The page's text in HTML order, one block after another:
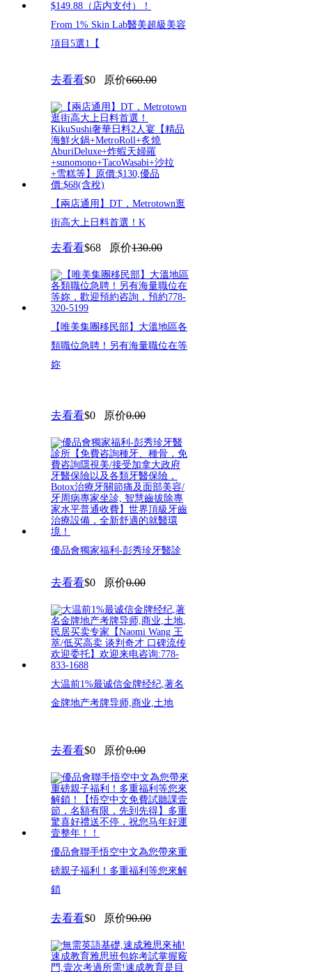
From 1% Skin Lab醫美超級美容
項目5選1​【
去看看$0 原价660.00
【兩店通用】DT，Metrotown逛
街高大上日料首選！K
去看看$68 原价130.00
【唯美集團移民部】大溫地區各
類職位急聘！另有海量職位在等
妳
去看看$0 原价0.00
優品會獨家福利-彭秀珍牙醫診
咨
去看看$0 原价0.00
大温前1%最诚信金牌经纪,著名
金牌地产考牌导师,商业,土地
去看看$0 原价0.00
優品會聯手悟空中文為您帶來重
磅親子福利！多重福利等您來解
鎖
去看看$0 原价90.00